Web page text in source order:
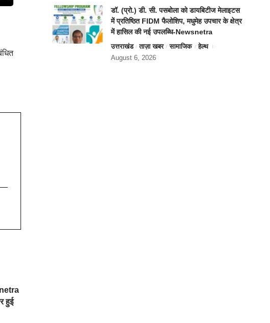
हुई
डॉ. (प्रो.) डी. सी. पसबोला को डायबिटीज मेलाइटस
में प्रतिष्ठित FIDM फैलोशिप, मधुमेह उपचार के क्षेत्र
में हासिल की नई उपलब्धि-Newsnetra
उत्तराखंड ताज़ा खबर सामाजिक
हेल्थ
August 6, 2026